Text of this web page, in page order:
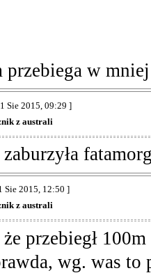
przebiega w
Sie 2015, 09:29 ]
z australi
Sie 2015, 12:50 ]
z australi
przebiegł
wg. was to